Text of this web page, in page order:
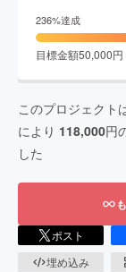
236%達成
目標金額50,000円
このプロジェクトは
により 118,000円
した
ポスト
埋め込み